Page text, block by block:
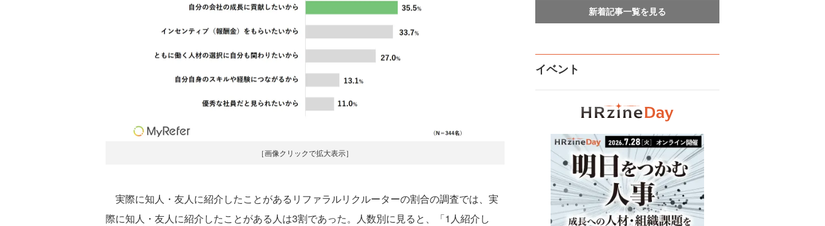
［画像クリックで拡大表示］
実際に知人・友人に紹介したことがあるリファラルリクルーターの割合の調査では、実
際に知人・友人に紹介したことがある人は3割であった。人数別に見ると、「1人紹介し
新着記事一覧を見る
イベント